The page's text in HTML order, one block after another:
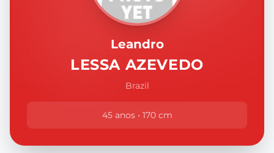
Leandro
LESSA AZEVEDO
Brazil
45 anos • 170 cm